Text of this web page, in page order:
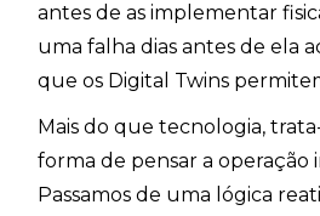
antes de as implementar
uma falha dias antes de ela
que os Digital Twins
Mais do que tecnologia,
forma de pensar a operação
Passamos de uma lógica